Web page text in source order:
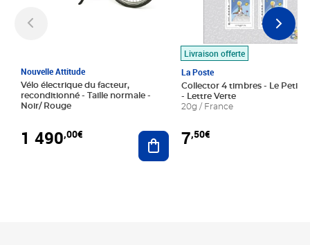
Nouvelle Attitude
Vélo électrique du facteur,
reconditionné - Taille normale -
Noir/ Rouge
1 490,00€ Ajouter au panier
Livraison offerte
La Poste
Collector 4 timbres - Le Petit
- Lettre Verte
20g / France
7,50€